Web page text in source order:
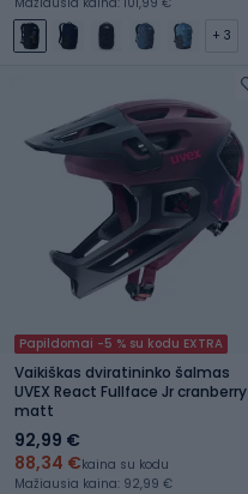
+ 3
Papildomai -5 % su kodu EXTRA
Vaikiškas dviratininko šalmas
UVEX React Fullface Jr cranberry
matt
92,99 €
88,34 €kaina su kodu
Mažiausia kaina: 92,99 €